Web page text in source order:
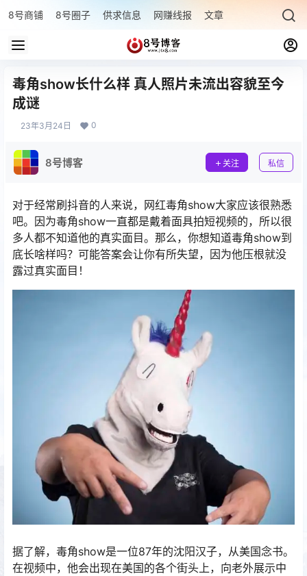
8号商铺 8号圈子 供求信息 网赚线报 文章专题 最新文章
毒角show长什么样 真人照片未流出容貌至今
成谜
23年3月24日 0
8号博客 关注 私信
对于经常刷抖音的人来说，网红毒角show大家应该很熟悉
吧。因为毒角show一直都是戴着面具拍短视频的，所以很
多人都不知道他的真实面目。那么，你想知道毒角show到
底长啥样吗？可能答案会让你有所失望，因为他压根就没
露过真实面目！
据了解，毒角show是一位87年的沈阳汉子，从美国念书。
在视频中，他会出现在美国的各个街头上，向老外展示中